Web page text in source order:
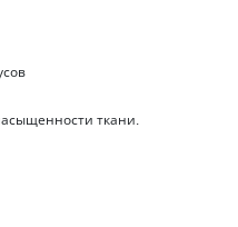
ткани.